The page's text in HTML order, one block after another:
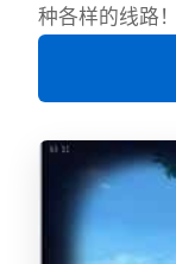
种各样的线路！